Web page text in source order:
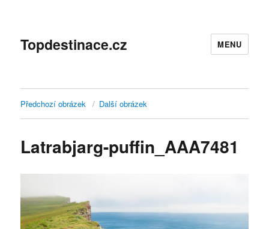
Topdestinace.cz MENU
Předchozí obrázek Další obrázek
Latrabjarg-puffin_AAA7481